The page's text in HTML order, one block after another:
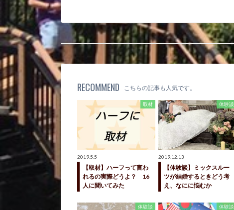
RECOMMEND こちらの記事も人気です。
取材
2019.5.5
【取材】ハーフって言わ
れるの実際どうよ？ 16
人に聞いてみた
体験談
2019.12.13
【体験談】ミックスルー
ツが結婚するときどう考
え、なにに悩むか
体験談 体験談